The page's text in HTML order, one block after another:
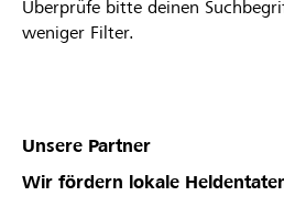
Überprüfe bitte deinen
weniger Filter.
Unsere Partner
Wir fördern lokale